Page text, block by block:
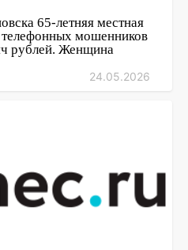
65-летняя местная
телефонных мошенников
рублей. Женщина
24.05.2026